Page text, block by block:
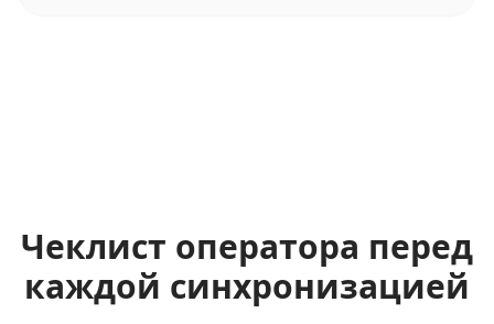
Чеклист оператора перед
каждой синхронизацией